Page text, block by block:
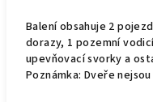
Balení obsahuje 2
dorazy, 1 pozemní
upevňovací svorky a
Poznámka: Dveře